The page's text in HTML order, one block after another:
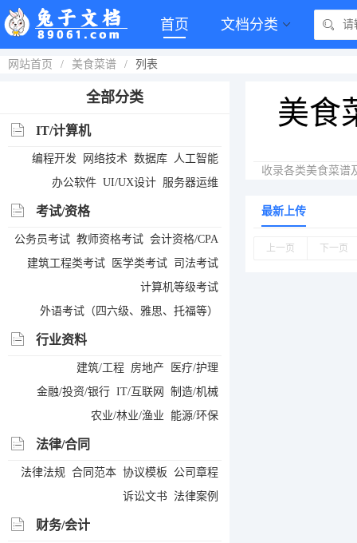
首页 文档分类
网站首页 / 美食菜谱 / 列表
全部分类
IT/计算机
编程开发 网络技术 数据库 人工智能
办公软件 UI/UX设计 服务器运维
考试/资格
公务员考试 教师资格考试 会计资格/CPA
建筑工程类考试
医学类考试 司法考试
计算机等级考试
外语考试（四六级、雅思、托福等）
行业资料
建筑/工程 房地产
医疗/护理
金融/投资/银行 IT/互联网
制造/机械
农业/林业/渔业
能源/环保
法律/合同
法律法规 合同范本 协议模板
公司章程
诉讼文书 法律案例
财务/会计
美食
收录各类美食菜谱
最新上传
上一页 下一页